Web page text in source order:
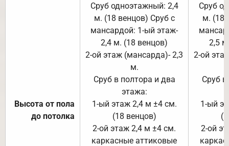
Высота от пола
до потолка
Сруб одноэтажный: 2,4
м. (18 венцов) Сруб с
мансардой: 1-ый этаж-
2,4 м. (18 венцов)
2-ой этаж (мансарда)- 2,3
м.
Сруб в полтора и два
этажа:
1-ый этаж 2,4 м ±4 см.
(18 венцов)
2-ой этаж 2,4 м ±4 см.
каркасные аттиковые
Сруб
м. (18
2,5
2-ой
Сруб
1-ый
2-ой